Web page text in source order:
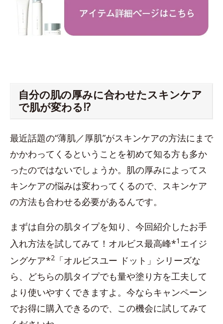
自分の肌の厚みに合わせたスキンケア
で肌が変わる!?
最近話題の“薄肌／厚肌”がスキンケアの方法にまで
かかわってくるということを初めて知る方も多か
ったのではないでしょうか。肌の厚みによってス
キンケアの悩みは変わってくるので、スキンケア
の方法も合わせる必要があるんです。
まずは自分の肌タイプを知り、今回紹介したお手
入れ方法を試してみて！オルビス最高峰*1 エイジ
ングケア*2 「オルビスユー ドット」シリーズな
ら、どちらの肌タイプでも量や塗り方を工夫して
より使いやすくできますよ。今ならキャンペーン
でお得に購入できるので、この機会に試してみて